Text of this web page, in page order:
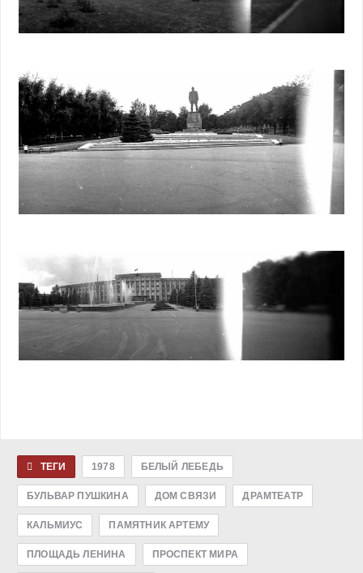
ТЕГИ 1978 БЕЛЫЙ ЛЕБЕДЬ
БУЛЬВАР ПУШКИНА ДОМ СВЯЗИ ДРАМТЕАТР
КАЛЬМИУС ПАМЯТНИК АРТЕМУ
ПЛОЩАДЬ ЛЕНИНА ПРОСПЕКТ МИРА